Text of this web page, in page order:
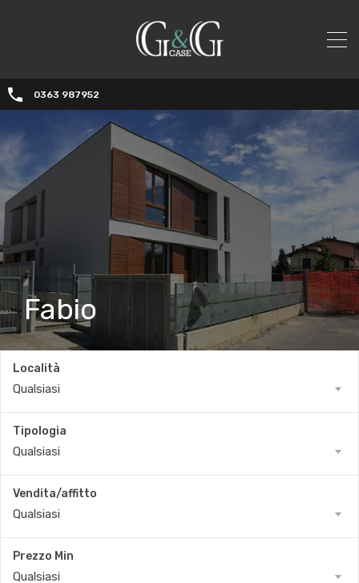
0363 987952
Fabio
Località
Qualsiasi
Tipologia
Qualsiasi
Vendita/affitto
Qualsiasi
Prezzo Min
Qualsiasi